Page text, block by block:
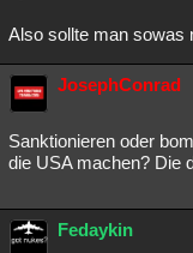
Also sollte man sowas
JosephConrad
Sanktionieren oder
die USA machen? Die
Fedaykin